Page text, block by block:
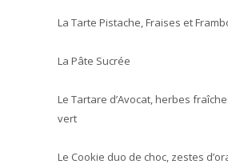
r
h
r
La Tarte Pistache, Fraises et
La Pâte Sucrée
Le Tartare d’Avocat, herbes
vert
Le Cookie duo de choc, zestes